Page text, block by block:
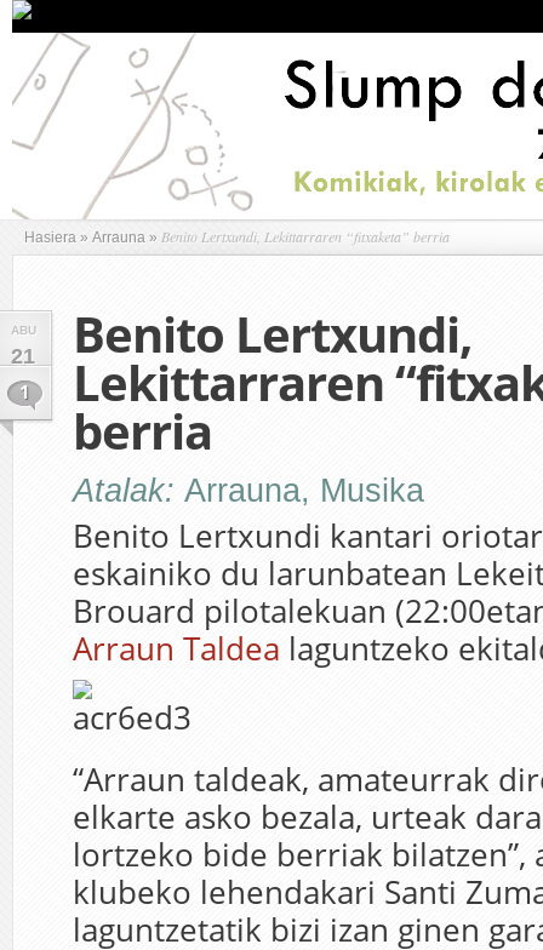
Hasiera » Arrauna » Benito Lertxundi, Lekittarraren “fitxaketa” berria
ABU
21
1
Benito Lertxundi,
Lekittarraren
berria
Atalak: Arrauna, Musika
Benito Lertxundi kantari
eskainiko du larunbatean
Brouard pilotalekuan
Arraun Taldea laguntzeko
“Arraun taldeak, amateurrak
elkarte asko bezala, urteak
lortzeko bide berriak bilatzen”,
klubeko lehendakari Santi
laguntzetatik bizi izan ginen